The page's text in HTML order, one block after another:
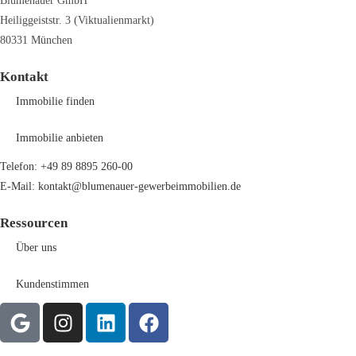
Heiliggeiststr. 3 (Viktualienmarkt)
80331 München
Kontakt
Immobilie finden
Immobilie anbieten
Telefon: +49 89 8895 260-00
E-Mail: kontakt@blumenauer-gewerbeimmobilien.de
Ressourcen
Über uns
Kundenstimmen